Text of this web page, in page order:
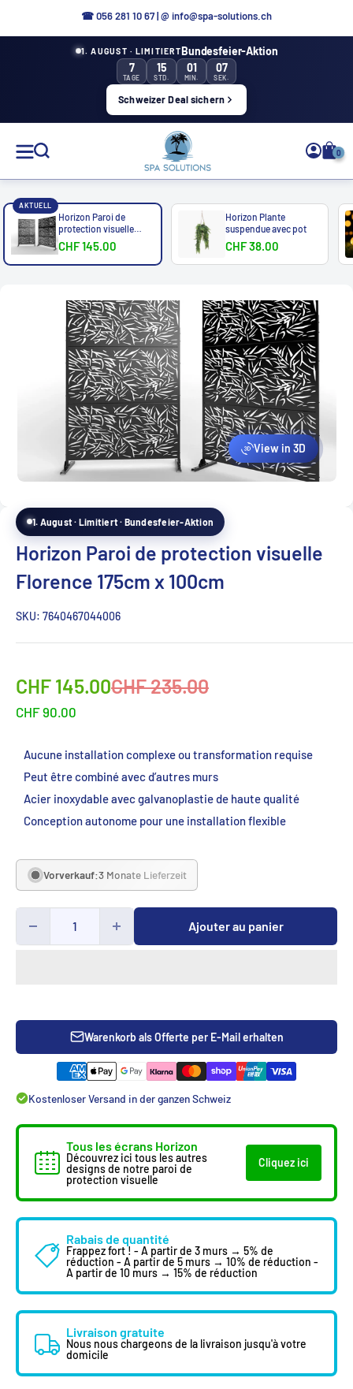
☎ 056 281 10 67|@ info@spa-solutions.ch
1. AUGUST · LIMITIERTBundesfeier-Aktion
7
TAGE
15
STD.
01
MIN.
05
SEK.
Schweizer Deal sichern
Solutions
de
0
AKTUELL
Horizon Paroi de
protection visuelle
Florence 175cm...
CHF 145.00
Horizon Plante
suspendue avec pot
CHF 38.00
View in 3D
1. August · Limitiert · Bundesfeier-Aktion
Horizon Paroi de protection visuelle
Florence 175cm x 100cm
SKU: 7640467044006
Sonderpreis
CHF 145.00Normalpreis
CHF 235.00
CHF 90.00
Aucune installation complexe ou transformation requise
Peut être combiné avec d’autres murs
Acier inoxydable avec galvanoplastie de haute qualité
Conception autonome pour une installation flexible
Vorverkauf:3 Monate Lieferzeit
Ajouter au panier
Warenkorb als Offerte per E-Mail erhalten
Kostenloser Versand in der ganzen Schweiz
Tous les écrans Horizon
Découvrez ici tous les autres
designs de notre paroi de
protection visuelle
Cliquez ici
Rabais de quantité
Frappez fort ! - A partir de 3 murs → 5% de
réduction - A partir de 5 murs → 10% de réduction -
A partir de 10 murs → 15% de réduction
Livraison gratuite
Nous nous chargeons de la livraison jusqu'à votre
domicile